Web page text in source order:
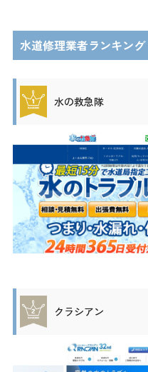
水道修理業者ランキング
水の救急隊
クラシアン